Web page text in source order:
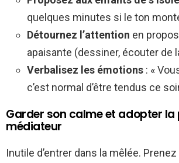
quelques minutes si le ton
Détournez l’attention en
apaisante (dessiner, écouter de
Verbalisez les émotions : «
c’est normal d’être tendus ce
Garder son calme et adopter la
médiateur
Inutile d’entrer dans la mêlée.